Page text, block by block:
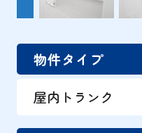
物件タイプ
屋内トランク